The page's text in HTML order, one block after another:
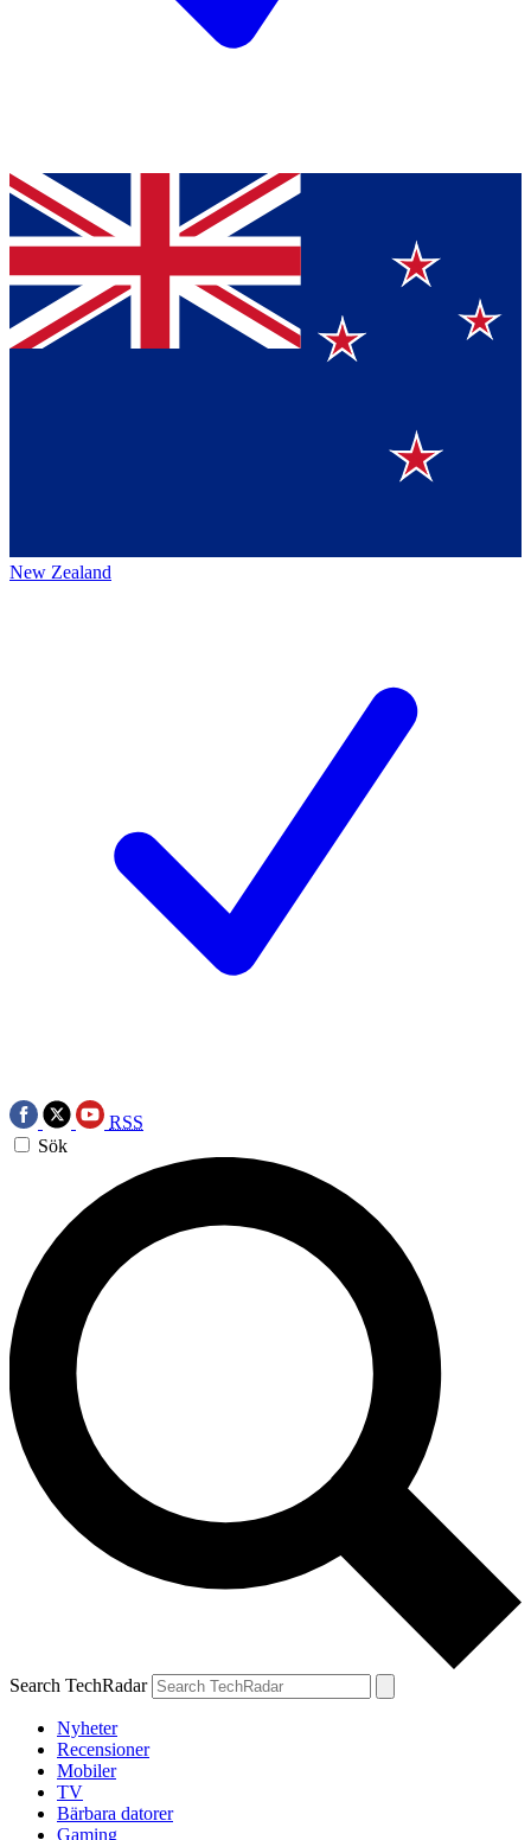
New Zealand
RSS
Sök
Search TechRadar
Nyheter
Recensioner
Mobiler
TV
Bärbara datorer
Gaming